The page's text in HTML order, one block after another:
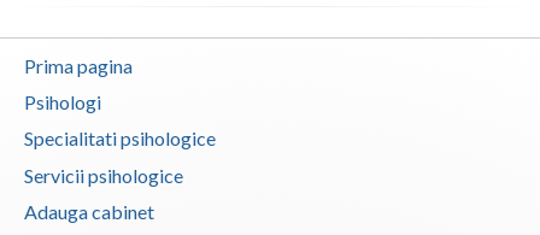
Psihoterapie - Interventie psihoterapeutica in ... (1)
Psihoterapie - Interventie psihoterapeutica in ... (1)
Psihoterapie - Interventie psihoterapeutica in ... (1)
Psihoterapie - Interventie psihoterapeutica in ... (1)
Prima pagina
Psihologi
Specialitati psihologice
Servicii psihologice
Adauga cabinet